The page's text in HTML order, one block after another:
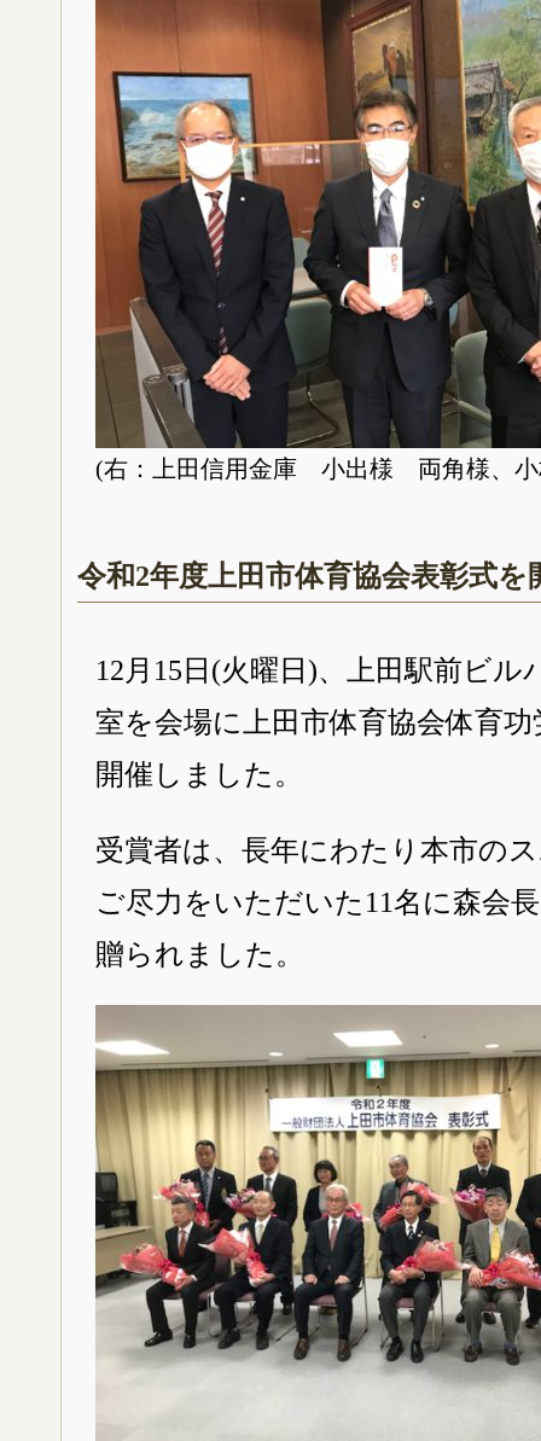
(右：上田信用金庫 小出様 両角様、小
令和2年度上田市体育協会表彰式
12月15日(火曜日)、上田駅前ビル
室を会場に上田市体育協会体育
開催しました。
受賞者は、長年にわたり本市の
ご尽力をいただいた11名に森会
贈られました。